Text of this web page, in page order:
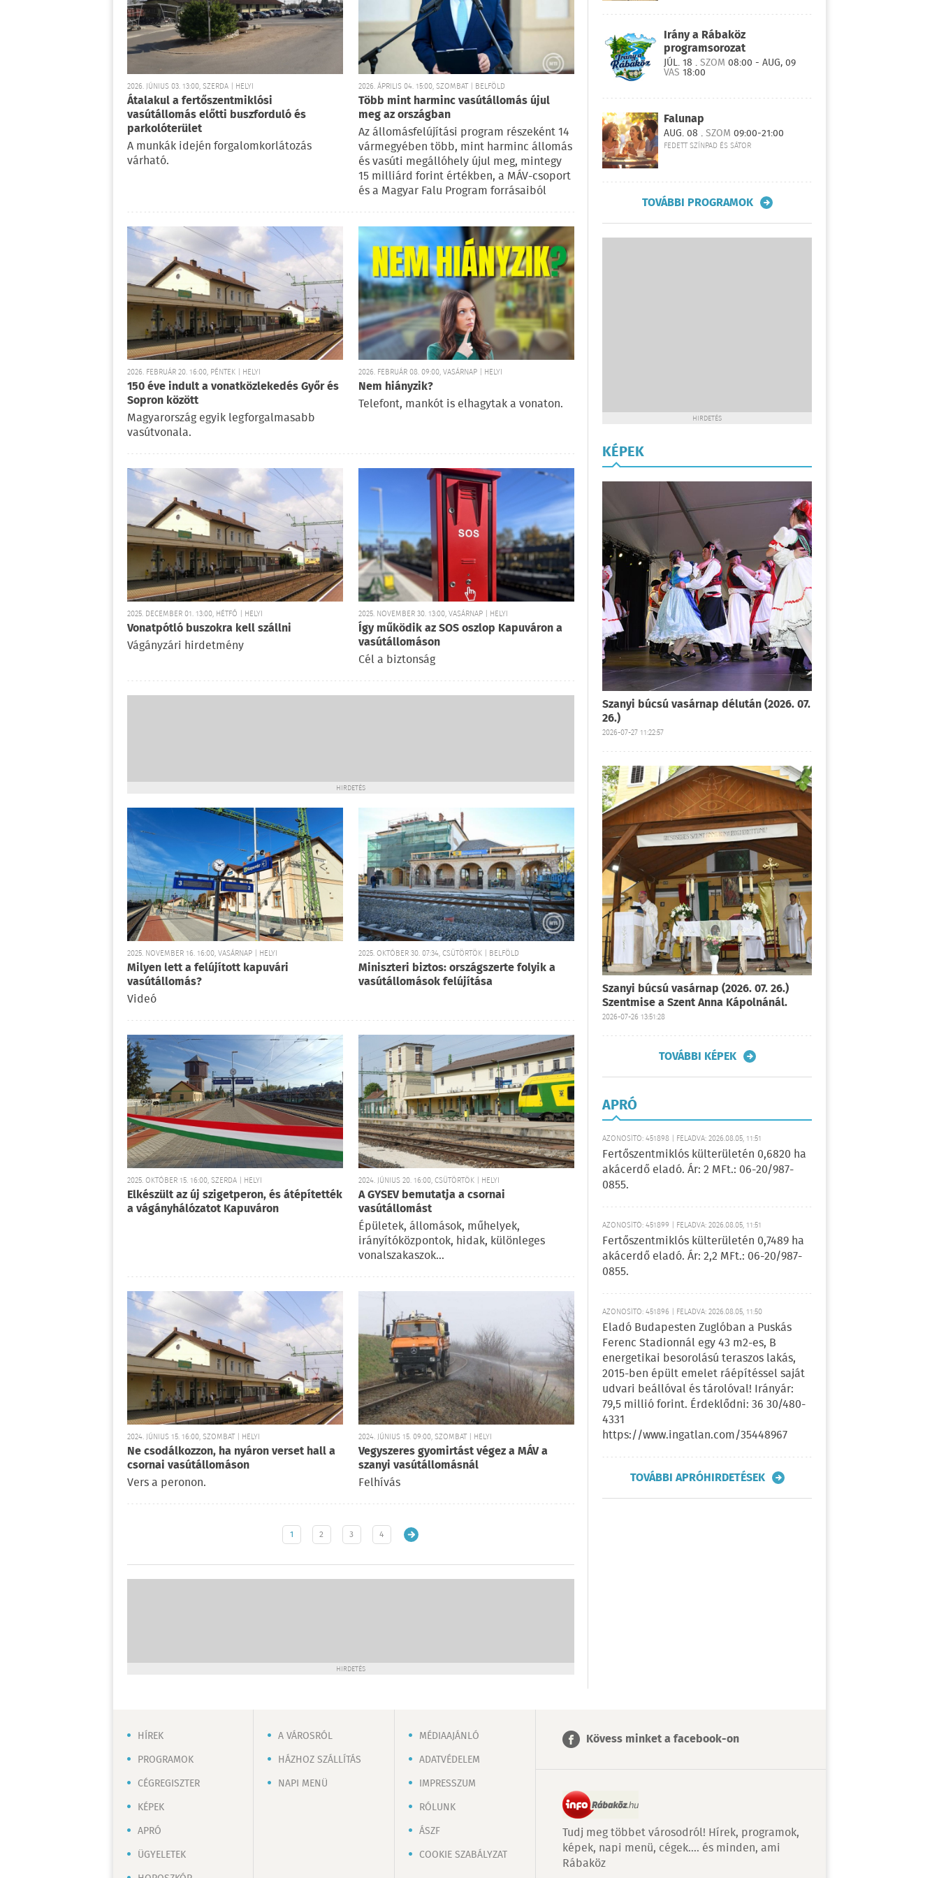
2026. JÚNIUS 03. 13:00, SZERDA | HELYI
Átalakul a fertőszentmiklósi
vasútállomás előtti buszforduló és
parkolóterület
A munkák idején forgalomkorlátozás
várható.
2026. ÁPRILIS 04. 15:00, SZOMBAT | BELFÖLD
Több mint harminc vasútállomás újul
meg az országban
Az állomásfelújítási program részeként 14
vármegyében több, mint harminc állomás
és vasúti megállóhely újul meg, mintegy
15 milliárd forint értékben, a MÁV-csoport
és a Magyar Falu Program forrásaiból
2026. FEBRUÁR 20. 16:00, PÉNTEK | HELYI
150 éve indult a vonatközlekedés Győr és
Sopron között
Magyarország egyik legforgalmasabb
vasútvonala.
2026. FEBRUÁR 08. 09:00, VASÁRNAP | HELYI
Nem hiányzik?
Telefont, mankót is elhagytak a vonaton.
2025. DECEMBER 01. 13:00, HÉTFŐ | HELYI
Vonatpótló buszokra kell szállni
Vágányzári hirdetmény
2025. NOVEMBER 30. 13:00, VASÁRNAP | HELYI
Így működik az SOS oszlop Kapuváron a
vasútállomáson
Cél a biztonság
HIRDETÉS
2025. NOVEMBER 16. 16:00, VASÁRNAP | HELYI
Milyen lett a felújított kapuvári
vasútállomás?
Videó
2025. OKTÓBER 30. 07:34, CSÜTÖRTÖK | BELFÖLD
Miniszteri biztos: országszerte folyik a
vasútállomások felújítása
2025. OKTÓBER 15. 16:00, SZERDA | HELYI
Elkészült az új szigetperon, és átépítették
a vágányhálózatot Kapuváron
2024. JÚNIUS 20. 16:00, CSÜTÖRTÖK | HELYI
A GYSEV bemutatja a csornai
vasútállomást
Épületek, állomások, műhelyek,
irányítóközpontok, hidak, különleges
vonalszakaszok…
2024. JÚNIUS 15. 16:00, SZOMBAT | HELYI
Ne csodálkozzon, ha nyáron verset hall a
csornai vasútállomáson
Vers a peronon.
2024. JÚNIUS 15. 09:00, SZOMBAT | HELYI
Vegyszeres gyomirtást végez a MÁV a
szanyi vasútállomásnál
Felhívás
1 2 3 4
HIRDETÉS
Irány a Rábaköz
programsorozat
JÚL. 18 .SZOM 08:00 - AUG, 09
VAS 18:00
Falunap
AUG. 08 .SZOM 09:00-21:00
FEDETT SZÍNPAD ÉS SÁTOR
TOVÁBBI PROGRAMOK
HIRDETÉS
KÉPEK
Szanyi búcsú vasárnap délután (2026. 07.
26.)
2026-07-27 11:22:57
Szanyi búcsú vasárnap (2026. 07. 26.)
Szentmise a Szent Anna Kápolnánál.
2026-07-26 13:51:28
TOVÁBBI KÉPEK
APRÓ
AZONOSÍTÓ: 451898 | FELADVA: 2026.08.05, 11:51
Fertőszentmiklós külterületén 0,6820 ha
akácerdő eladó. Ár: 2 MFt.: 06-20/987-
0855.
AZONOSÍTÓ: 451899 | FELADVA: 2026.08.05, 11:51
Fertőszentmiklós külterületén 0,7489 ha
akácerdő eladó. Ár: 2,2 MFt.: 06-20/987-
0855.
AZONOSÍTÓ: 451896 | FELADVA: 2026.08.05, 11:50
Eladó Budapesten Zuglóban a Puskás
Ferenc Stadionnál egy 43 m2-es, B
energetikai besorolású teraszos lakás,
2015-ben épült emelet ráépítéssel saját
udvari beállóval és tárolóval! Irányár:
79,5 millió forint. Érdeklődni: 36 30/480-
4331
https://www.ingatlan.com/35448967
TOVÁBBI APRÓHIRDETÉSEK
HÍREK
PROGRAMOK
CÉGREGISZTER
KÉPEK
APRÓ
ÜGYELETEK
A VÁROSRÓL
HÁZHOZ SZÁLLÍTÁS
NAPI MENÜ
MÉDIAAJÁNLÓ
ADATVÉDELEM
IMPRESSZUM
RÓLUNK
ÁSZF
COOKIE SZABÁLYZAT
Kövess minket a facebook-on
Tudj meg többet városodról! Hírek, programok,
képek, napi menü, cégek…. és minden, ami
Rábaköz